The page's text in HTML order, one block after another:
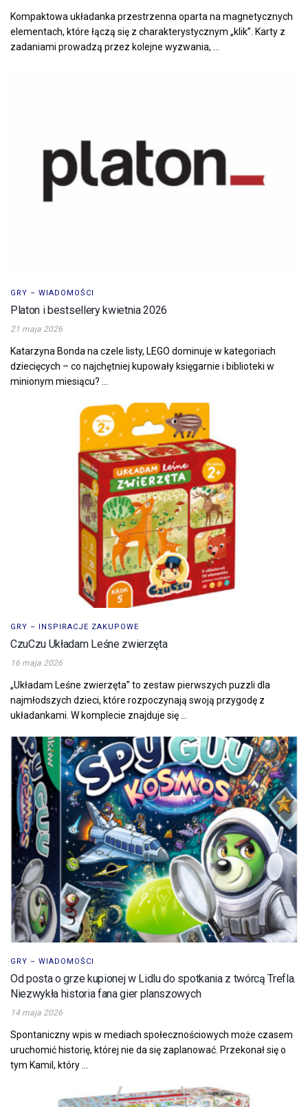
Kompaktowa układanka przestrzenna oparta na magnetycznych
elementach, które łączą się z charakterystycznym „klik”. Karty z
zadaniami prowadzą przez kolejne wyzwania, ...
GRY – WIADOMOŚCI
Platon i bestsellery kwietnia 2026
21 maja 2026
Katarzyna Bonda na czele listy, LEGO dominuje w kategoriach
dziecięcych – co najchętniej kupowały księgarnie i biblioteki w
minionym miesiącu? ...
GRY – INSPIRACJE ZAKUPOWE
CzuCzu Układam Leśne zwierzęta
16 maja 2026
„Układam Leśne zwierzęta” to zestaw pierwszych puzzli dla
najmłodszych dzieci, które rozpoczynają swoją przygodę z
układankami. W komplecie znajduje się ...
GRY – WIADOMOŚCI
Od posta o grze kupionej w Lidlu do spotkania z twórcą Trefla.
Niezwykła historia fana gier planszowych
14 maja 2026
Spontaniczny wpis w mediach społecznościowych może czasem
uruchomić historię, której nie da się zaplanować. Przekonał się o
tym Kamil, który ...